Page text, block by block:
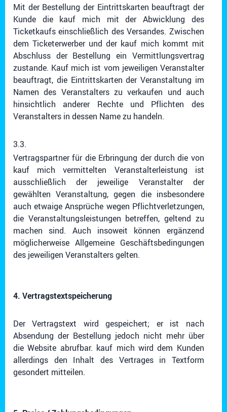
Mit der Bestellung der Eintrittskarten beauftragt der
Kunde die kauf mich mit der Abwicklung des
Ticketkaufs einschließlich des Versandes. Zwischen
dem Ticketerwerber und der kauf mich kommt mit
Abschluss der Bestellung ein Vermittlungsvertrag
zustande. Kauf mich ist vom jeweiligen Veranstalter
beauftragt, die Eintrittskarten der Veranstaltung im
Namen des Veranstalters zu verkaufen und auch
hinsichtlich anderer Rechte und Pflichten des
Veranstalters in dessen Name zu handeln.
3.3.
Vertragspartner für die Erbringung der durch die von
kauf mich vermittelten Veranstalterleistung ist
ausschließlich der jeweilige Veranstalter der
gewählten Veranstaltung, gegen die insbesondere
auch etwaige Ansprüche wegen Pflichtverletzungen,
die Veranstaltungsleistungen betreffen, geltend zu
machen sind. Auch insoweit können ergänzend
möglicherweise Allgemeine Geschäftsbedingungen
des jeweiligen Veranstalters gelten.
4. Vertragstextspeicherung
Der Vertragstext wird gespeichert; er ist nach
Absendung der Bestellung jedoch nicht mehr über
die Website abrufbar. kauf mich wird dem Kunden
allerdings den Inhalt des Vertrages in Textform
gesondert mitteilen.